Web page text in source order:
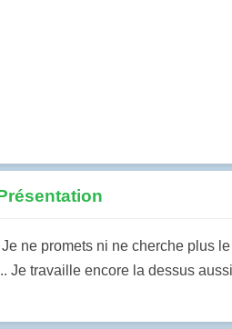
ne promets ni ne cherche plus
travaille encore la dessus